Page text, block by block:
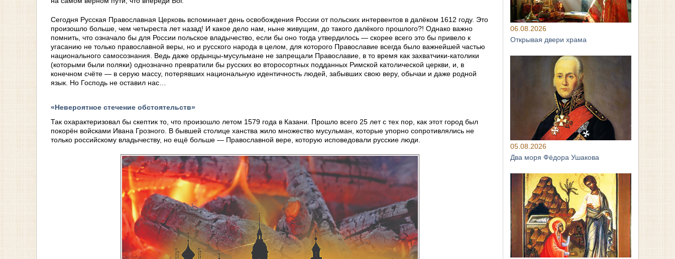
Сегодня Русская Православная Церковь вспоминает день освобождения России от польских интервентов в далёком 1612 году. Это
произошло больше, чем четыреста лет назад! И какое дело нам, ныне живущим, до такого далёкого прошлого?! Однако важно
помнить, что означало бы для России польское владычество, если бы оно тогда утвердилось — скорее всего это бы привело к
угасанию не только православной веры, но и русского народа в целом, для которого Православие всегда было важнейшей частью
национального самосознания. Ведь даже ордынцы-мусульмане не запрещали Православие, в то время как захватчики-католики
(которыми были поляки) однозначно превратили бы русских во второсортных подданных Римской католической церкви, и, в
конечном счёте — в серую массу, потерявших национальную идентичность людей, забывших свою веру, обычаи и даже родной
язык. Но Господь не оставил нас…
«Невероятное стечение обстоятельств»
Так охарактеризовал бы скептик то, что произошло летом 1579 года в Казани. Прошло всего 25 лет с тех пор, как этот город был
покорён войсками Ивана Грозного. В бывшей столице ханства жило множество мусульман, которые упорно сопротивлялись не
только российскому владычеству, но ещё больше — Православной вере, которую исповедовали русские люди.
06.08.2026
Открывая двери храма
05.08.2026
Два моря Фёдора Ушакова